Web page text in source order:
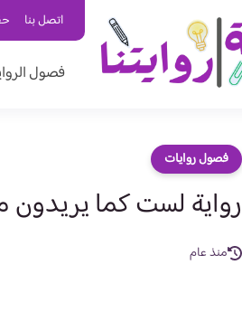
اتصل بنا
فصول
فصول روايات
رواية لست كما يريدون
منذ عام